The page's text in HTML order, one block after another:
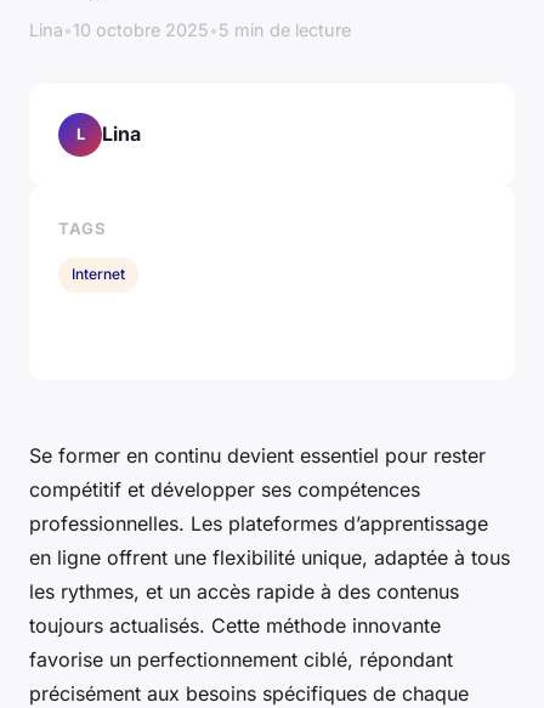
Lina•10 octobre 2025•5 min de lecture
Se former en continu devient essentiel pour rester
compétitif et développer ses compétences
professionnelles. Les plateformes d’apprentissage
en ligne offrent une flexibilité unique, adaptée à tous
les rythmes, et un accès rapide à des contenus
toujours actualisés. Cette méthode innovante
favorise un perfectionnement ciblé, répondant
précisément aux besoins spécifiques de chaque
L Lina
TAGS
Internet